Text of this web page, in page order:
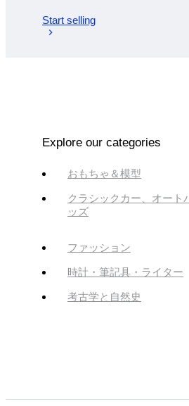
Start selling
Explore our categories
おもちゃ＆模型
クラシックカー、オート
ッズ
ファッション
時計・筆記具・ライター
考古学と自然史